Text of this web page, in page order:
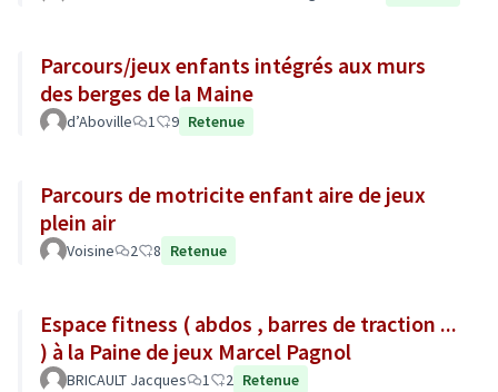
Parcours/jeux enfants intégrés aux murs
des berges de la Maine
d’Aboville 1 9 Retenue
Parcours de motricite enfant aire de jeux
plein air
Voisine 2 8 Retenue
Espace fitness ( abdos , barres de traction ...
) à la Paine de jeux Marcel Pagnol
BRICAULT Jacques 1 2 Retenue